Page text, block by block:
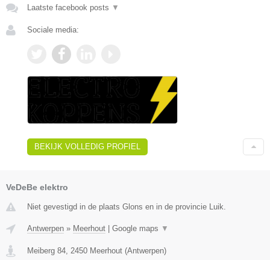
Laatste facebook posts ▼
Sociale media:
BEKIJK VOLLEDIG PROFIEL
VeDeBe elektro
Niet gevestigd in de plaats Glons en in de provincie Luik.
Antwerpen » Meerhout Google maps ▼
Meiberg 84 2450 Meerhout (Antwerpen)